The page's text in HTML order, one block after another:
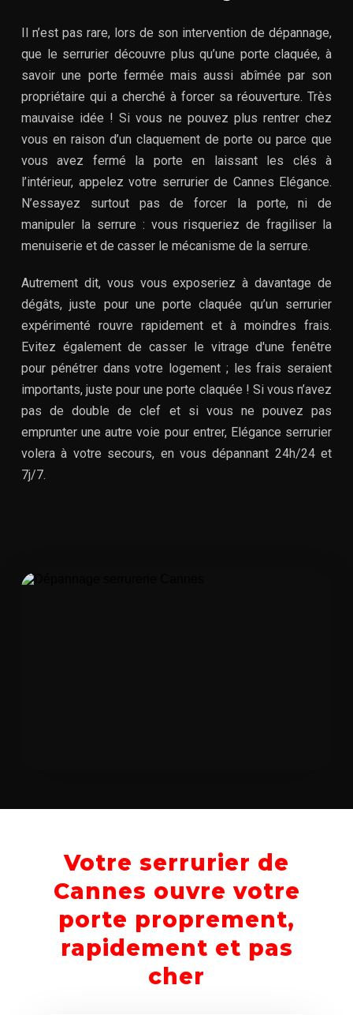
Il n’est pas rare, lors de son intervention de dépannage,
que le serrurier découvre plus qu’une porte claquée, à
savoir une porte fermée mais aussi abîmée par son
propriétaire qui a cherché à forcer sa réouverture. Très
mauvaise idée ! Si vous ne pouvez plus rentrer chez
vous en raison d’un claquement de porte ou parce que
vous avez fermé la porte en laissant les clés à
l’intérieur, appelez votre serrurier de Cannes Elégance.
N’essayez surtout pas de forcer la porte, ni de
manipuler la serrure : vous risqueriez de fragiliser la
menuiserie et de casser le mécanisme de la serrure.
Autrement dit, vous vous exposeriez à davantage de
dégâts, juste pour une porte claquée qu’un serrurier
expérimenté rouvre rapidement et à moindres frais.
Evitez également de casser le vitrage d'une fenêtre
pour pénétrer dans votre logement ; les frais seraient
importants, juste pour une porte claquée ! Si vous n’avez
pas de double de clef et si vous ne pouvez pas
emprunter une autre voie pour entrer, Elégance serrurier
volera à votre secours, en vous dépannant 24h/24 et
7j/7.
Votre serrurier de
Cannes ouvre votre
porte proprement,
rapidement et pas
cher